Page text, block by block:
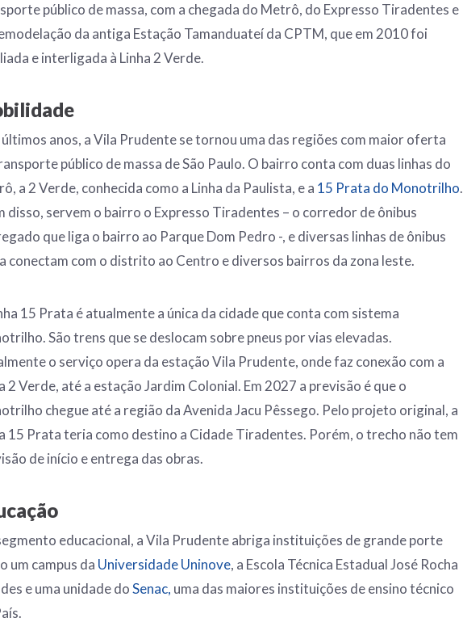
público de massa, com a chegada do Metrô, do Expresso Tiradentes e
da antiga Estação Tamanduateí da CPTM, que em 2010 foi
e interligada à Linha 2 Verde.
anos, a Vila Prudente se tornou uma das regiões com maior oferta
público de massa de São Paulo. O bairro conta com duas linhas do
a 2 Verde, conhecida como a Linha da Paulista, e a 15 Prata do Monotrilho.
disso, servem o bairro o Expresso Tiradentes – o corredor de ônibus
que liga o bairro ao Parque Dom Pedro -, e diversas linhas de ônibus
conectam com o distrito ao Centro e diversos bairros da zona leste.
15 Prata é atualmente a única da cidade que conta com sistema
São trens que se deslocam sobre pneus por vias elevadas.
o serviço opera da estação Vila Prudente, onde faz conexão com a
2 Verde, até a estação Jardim Colonial. Em 2027 a previsão é que o
chegue até a região da Avenida Jacu Pêssego. Pelo projeto original, a
15 Prata teria como destino a Cidade Tiradentes. Porém, o trecho não tem
de início e entrega das obras.
educacional, a Vila Prudente abriga instituições de grande porte
um campus da Universidade Uninove, a Escola Técnica Estadual José Rocha
e uma unidade doSenac, uma das maiores instituições de ensino técnico